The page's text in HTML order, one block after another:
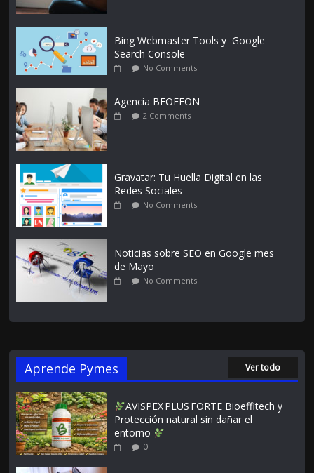
Bing Webmaster Tools y Google
Search Console
No Comments
Agencia BEOFFON
2 Comments
Gravatar: Tu Huella Digital en las
Redes Sociales
No Comments
Noticias sobre SEO en Google mes
de Mayo
No Comments
Aprende Pymes Ver todo
AVISPEX PLUS FORTE Bioeffitech y
Protección natural sin dañar el
entorno
0